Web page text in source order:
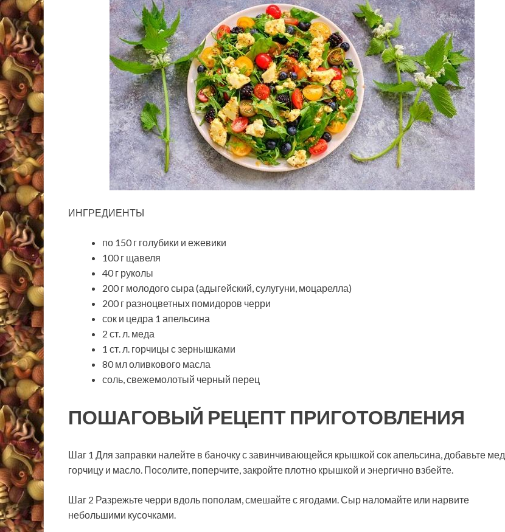
ИНГРЕДИЕНТЫ
по 150 г голубики и ежевики
100 г щавеля
40 г руколы
200 г молодого сыра (адыгейский, сулугуни, моцарелла)
200 г разноцветных помидоров черри
сок и цедра 1 апельсина
2 ст. л. меда
1 ст. л. горчицы с зернышками
80 мл оливкового масла
соль, свежемолотый черный перец
ПОШАГОВЫЙ РЕЦЕПТ ПРИГОТОВЛЕНИЯ
Шаг 1 Для заправки налейте в баночку с завинчивающейся крышкой сок апельсина, добавьте мед,
горчицу и масло. Посолите, поперчите, закройте плотно крышкой и энергично взбейте.
Шаг 2 Разрежьте черри вдоль пополам, смешайте с ягодами. Сыр наломайте или нарвите
небольшими кусочками.